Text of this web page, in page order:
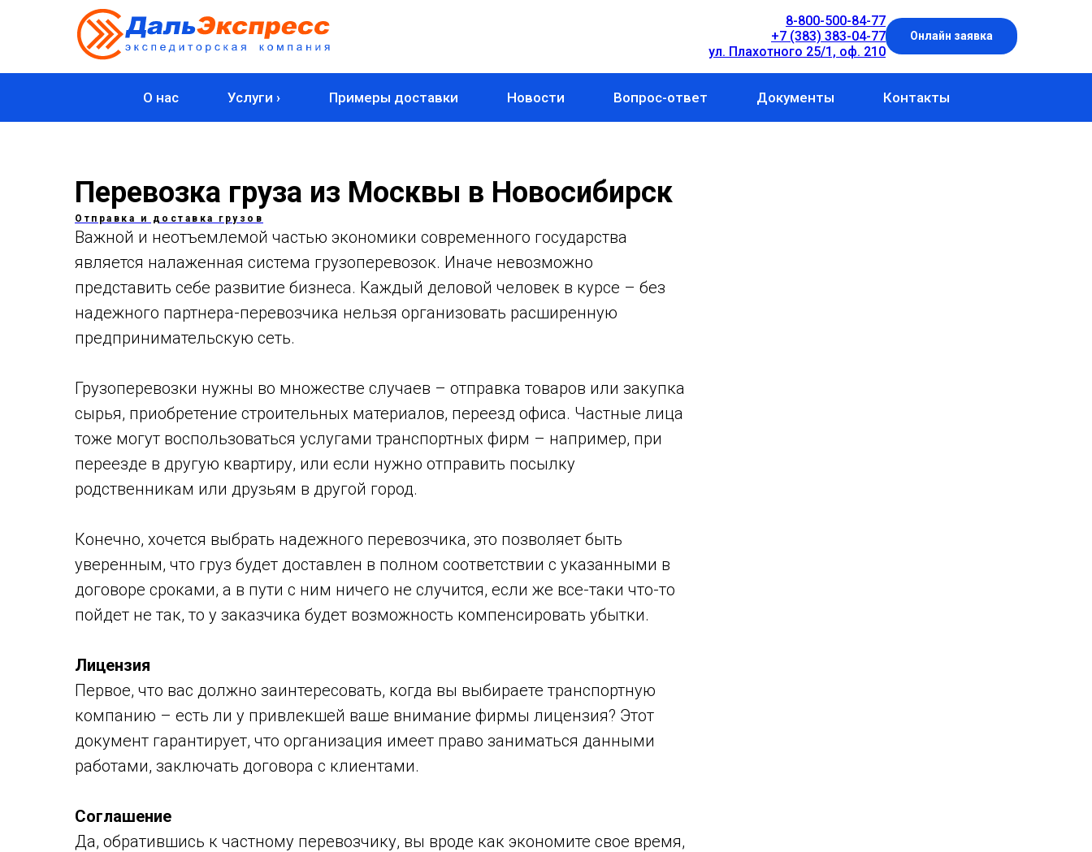
8-800-500-84-77
+7 (383) 383-04-77
ул. Плахотного 25/1, оф. 210
Онлайн заявка
О нас Услуги › Примеры доставки Новости Вопрос-ответ Документы Контакты
Перевозка груза из Москвы в Новосибирск
Отправка и доставка грузов
Важной и неотъемлемой частью экономики современного государства
является налаженная система грузоперевозок. Иначе невозможно
представить себе развитие бизнеса. Каждый деловой человек в курсе – без
надежного партнера-перевозчика нельзя организовать расширенную
предпринимательскую сеть.
Грузоперевозки нужны во множестве случаев – отправка товаров или закупка
сырья, приобретение строительных материалов, переезд офиса. Частные лица
тоже могут воспользоваться услугами транспортных фирм – например, при
переезде в другую квартиру, или если нужно отправить посылку
родственникам или друзьям в другой город.
Конечно, хочется выбрать надежного перевозчика, это позволяет быть
уверенным, что груз будет доставлен в полном соответствии с указанными в
договоре сроками, а в пути с ним ничего не случится, если же все-таки что-то
пойдет не так, то у заказчика будет возможность компенсировать убытки.
Лицензия
Первое, что вас должно заинтересовать, когда вы выбираете транспортную
компанию – есть ли у привлекшей ваше внимание фирмы лицензия? Этот
документ гарантирует, что организация имеет право заниматься данными
работами, заключать договора с клиентами.
Соглашение
Да, обратившись к частному перевозчику, вы вроде как экономите свое время,